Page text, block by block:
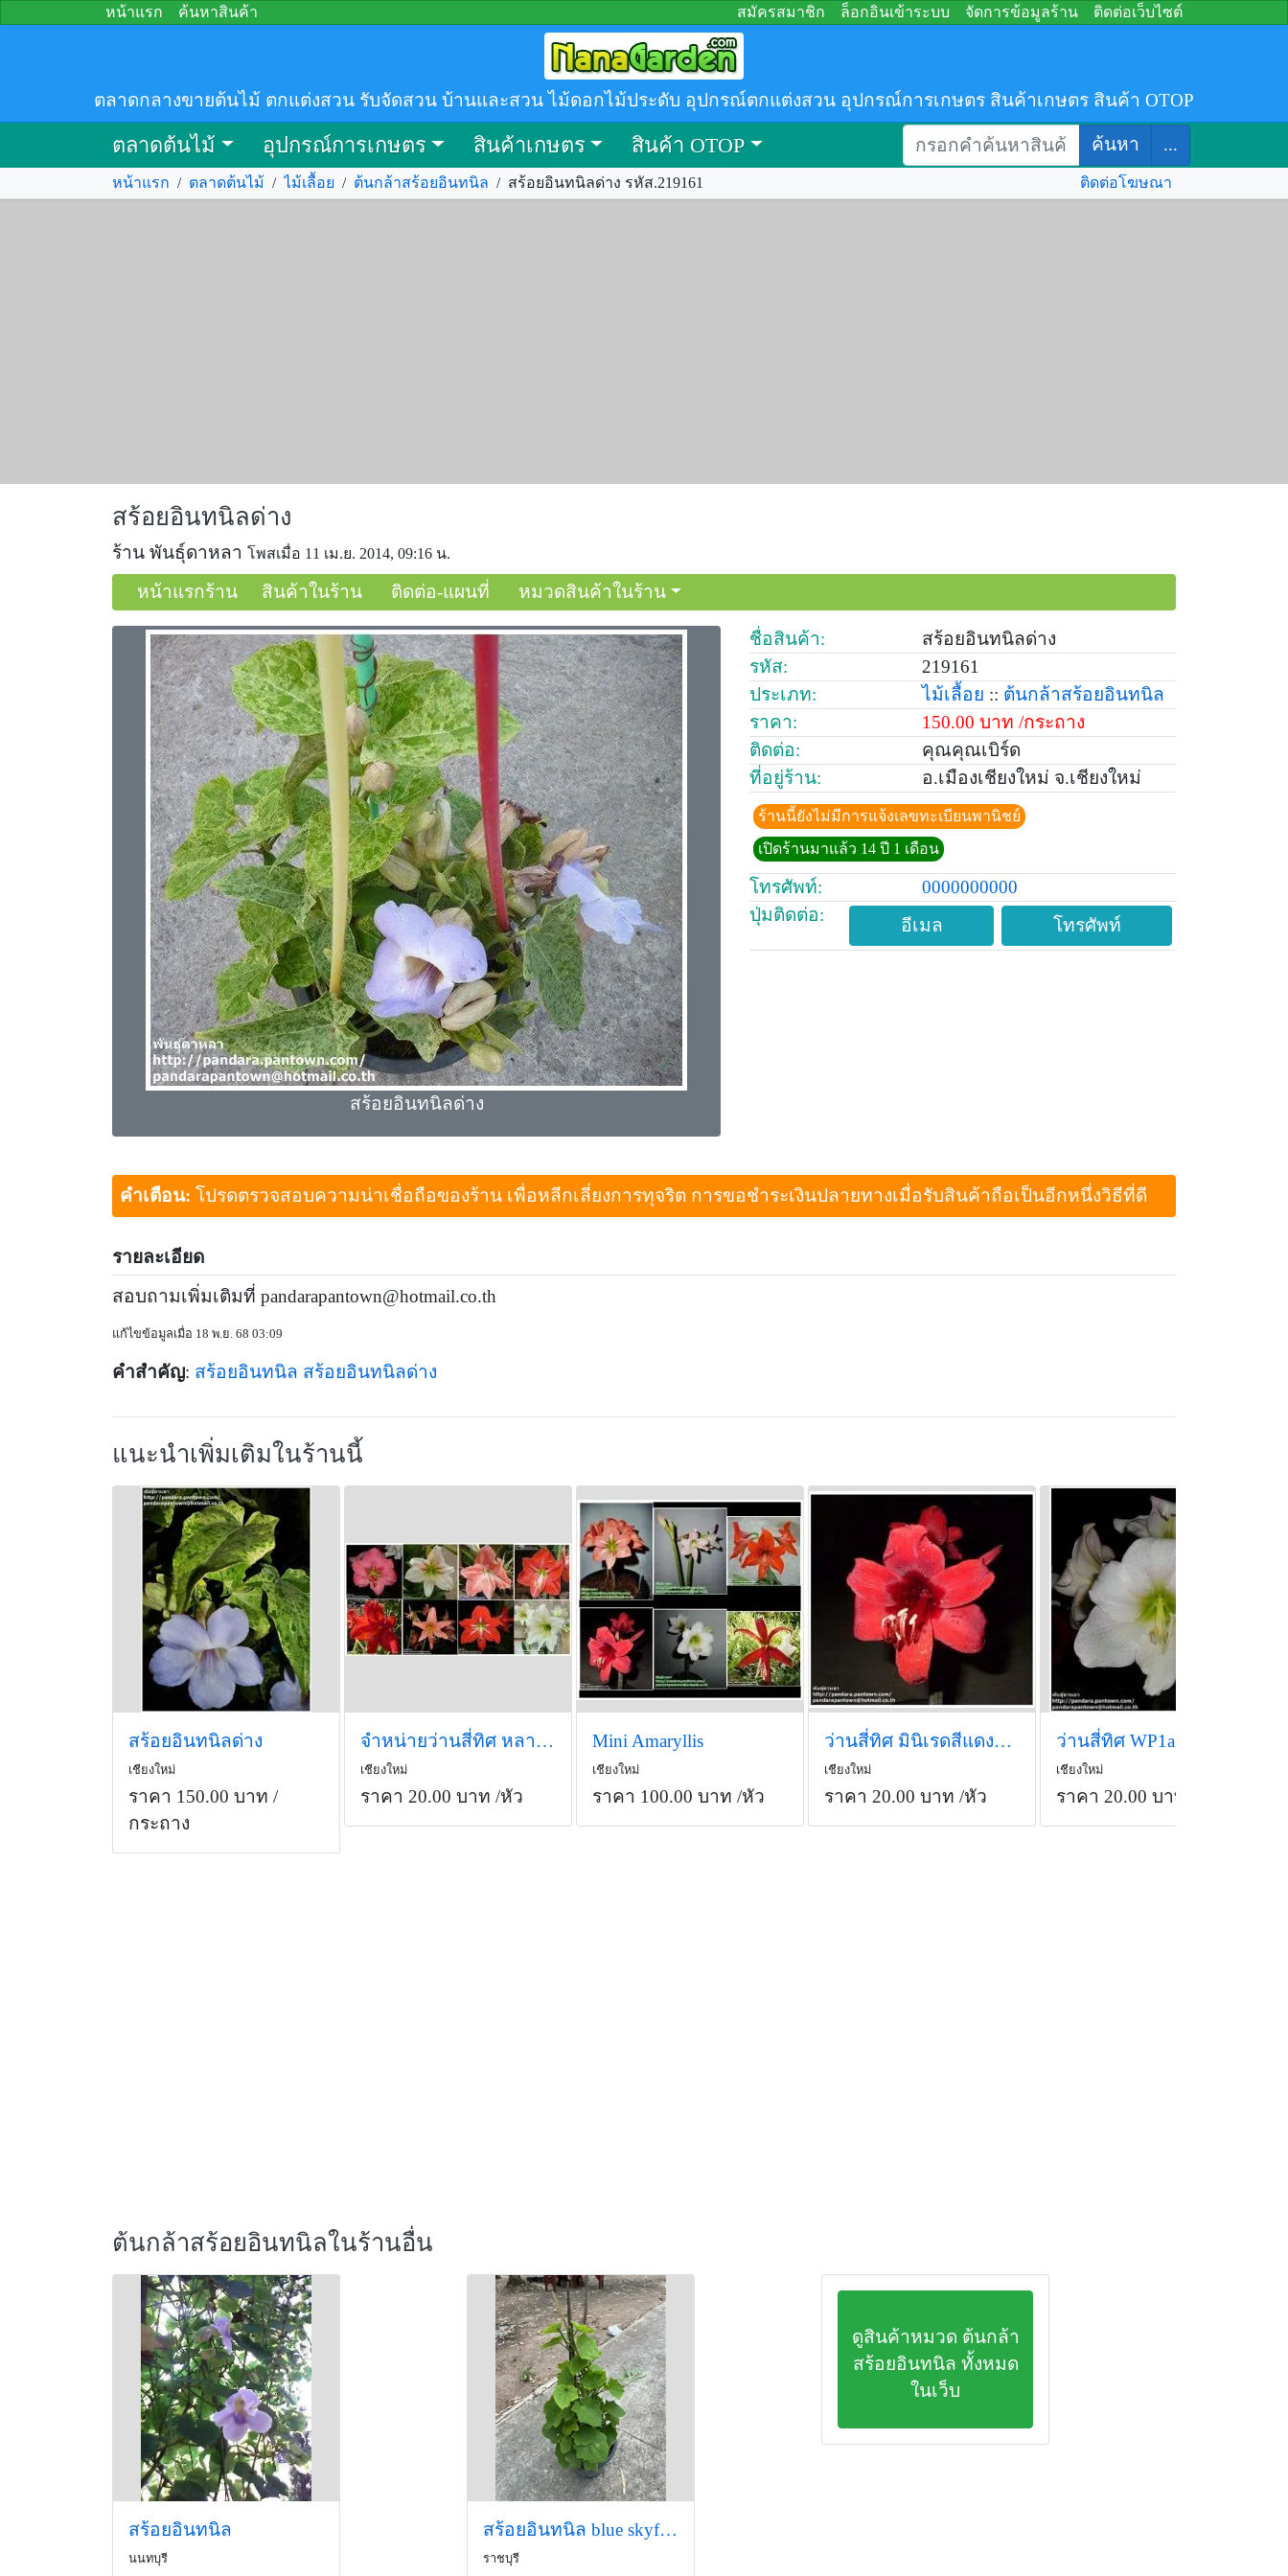
หน้าแรก ค้นหาสินค้า สมัครสมาชิก ล็อกอินเข้าระบบ จัดการข้อมูลร้าน ติดต่อเว็บไซต์
ตลาดกลางขายต้นไม้ ตกแต่งสวน รับจัดสวน บ้านและสวน ไม้ดอกไม้ประดับ อุปกรณ์ตกแต่งสวน อุปกรณ์การเกษตร สินค้าเกษตร สินค้า OTOP
ตลาดต้นไม้ อุปกรณ์การเกษตร สินค้าเกษตร สินค้า OTOP ค้นหา ...
หน้าแรก / ตลาดต้นไม้ / ไม้เลื้อย / ต้นกล้าสร้อยอินทนิล / สร้อยอินทนิลด่าง รหัส.219161 ติดต่อโฆษณา
สร้อยอินทนิลด่าง
ร้าน พันธุ์ดาหลา โพสเมื่อ 11 เม.ย. 2014, 09:16 น.
หน้าแรกร้าน สินค้าในร้าน ติดต่อ-แผนที่ หมวดสินค้าในร้าน
สร้อยอินทนิลด่าง
ชื่อสินค้า:
สร้อยอินทนิลด่าง
รหัส:
219161
ประเภท:
ไม้เลื้อย :: ต้นกล้าสร้อยอินทนิล
ราคา:
150.00 บาท /กระถาง
ติดต่อ:
คุณคุณเบิร์ด
ที่อยู่ร้าน:
อ.เมืองเชียงใหม่ จ.เชียงใหม่
ร้านนี้ยังไม่มีการแจ้งเลขทะเบียนพานิชย์
เปิดร้านมาแล้ว 14 ปี 1 เดือน
โทรศัพท์:
0000000000
ปุ่มติดต่อ:
อีเมล โทรศัพท์
คำเตือน: โปรดตรวจสอบความน่าเชื่อถือของร้าน เพื่อหลีกเลี่ยงการทุจริต การขอชำระเงินปลายทางเมื่อรับสินค้าถือเป็นอีกหนึ่งวิธีที่ดี
รายละเอียด
สอบถามเพิ่มเติมที่ pandarapantown@hotmail.co.th
แก้ไขข้อมูลเมื่อ 18 พ.ย. 68 03:09
คำสำคัญ: สร้อยอินทนิล สร้อยอินทนิลด่าง
แนะนำเพิ่มเติมในร้านนี้
สร้อยอินทนิลด่าง
เชียงใหม่
ราคา 150.00 บาท /
กระถาง
จำหน่ายว่านสี่ทิศ หลายสายพันธุ์
เชียงใหม่
ราคา 20.00 บาท /หัว
Mini Amaryllis
เชียงใหม่
ราคา 100.00 บาท /หัว
ว่านสี่ทิศ มินิเรดสีแดงกำมะหยี่
เชียงใหม่
ราคา 20.00 บาท /หัว
ว่านสี่ทิศ WP1a
เชียงใหม่
ราคา 20.00 บาท
ต้นกล้าสร้อยอินทนิลในร้านอื่น
สร้อยอินทนิล
นนทบุรี
สร้อยอินทนิล blue skyflower ไม้เลื้อย
ราชบุรี
ดูสินค้าหมวด ต้นกล้า
สร้อยอินทนิล ทั้งหมด
ในเว็บ